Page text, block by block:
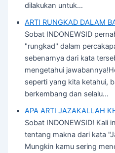
dilakukan untuk…
ARTI RUNGKAD DALAM
Sobat INDONEWSID
"rungkad" dalam
sebenarnya dari kata
mengetahui
seperti yang kita ketahui,
berkembang dan selalu…
APA ARTI JAZAKALLAH
Sobat INDONEWSID! Kali
tentang makna dari kata
Mungkin kamu sering